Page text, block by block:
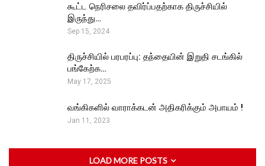
கூட்ட நெரிசலை தவிர்ப்பதற்காக திருச்சியில்
இருந்து…
Sep 15, 2024
திருச்சியில் பரபரப்பு: தந்தையின் இறுதி சடங்கில்
பங்கேற்க…
May 17, 2025
வங்கிகளில் வாராக்கடன் அதிகரிக்கும் அபாயம் !
Jan 11, 2023
LOAD MORE POSTS